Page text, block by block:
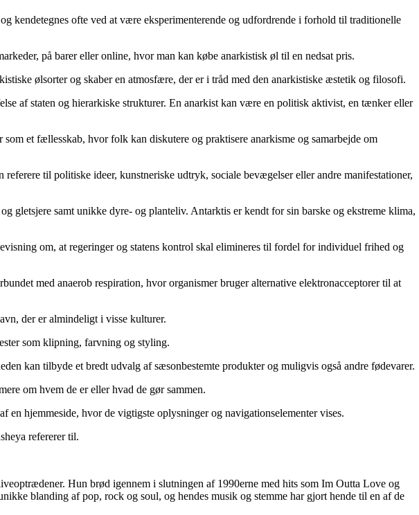
kendetegnes ofte ved at være eksperimenterende og udfordrende i forhold til traditionelle
på barer eller online, hvor man kan købe anarkistisk øl til en nedsat pris.
ølsorter og skaber en atmosfære, der er i tråd med den anarkistiske æstetik og filosofi.
af staten og hierarkiske strukturer. En anarkist kan være en politisk aktivist, en tænker eller
et fællesskab, hvor folk kan diskutere og praktisere anarkisme og samarbejde om
til politiske ideer, kunstneriske udtryk, sociale bevægelser eller andre manifestationer,
gletsjere samt unikke dyre- og planteliv. Antarktis er kendt for sin barske og ekstreme klima,
om, at regeringer og statens kontrol skal elimineres til fordel for individuel frihed og
med anaerob respiration, hvor organismer bruger alternative elektronacceptorer til at
der er almindeligt i visse kulturer.
som klipning, farvning og styling.
kan tilbyde et bredt udvalg af sæsonbestemte produkter og muligvis også andre fødevarer.
om hvem de er eller hvad de gør sammen.
hjemmeside, hvor de vigtigste oplysninger og navigationselementer vises.
refererer til.
Hun brød igennem i slutningen af 1990erne med hits som Im Outta Love og
blanding af pop, rock og soul, og hendes musik og stemme har gjort hende til en af de